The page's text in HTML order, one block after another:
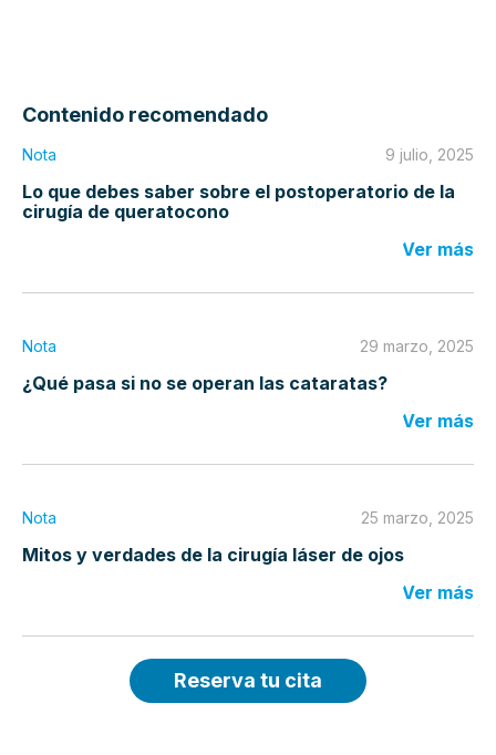
Contenido recomendado
Nota 9 julio, 2025
Lo que debes saber sobre el postoperatorio de la
cirugía de queratocono
Ver más
Nota 29 marzo, 2025
¿Qué pasa si no se operan las cataratas?
Ver más
Nota 25 marzo, 2025
Mitos y verdades de la cirugía láser de ojos
Ver más
Reserva tu cita